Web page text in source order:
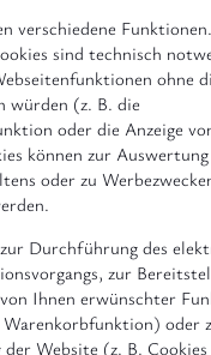
verschiedene Funktionen.
sind technisch
ohne
würden (z. B. die
oder die Anzeige
können zur Auswertung
oder zu
Durchführung des
zur
Ihnen erwünschter
oder
Website (z. B.